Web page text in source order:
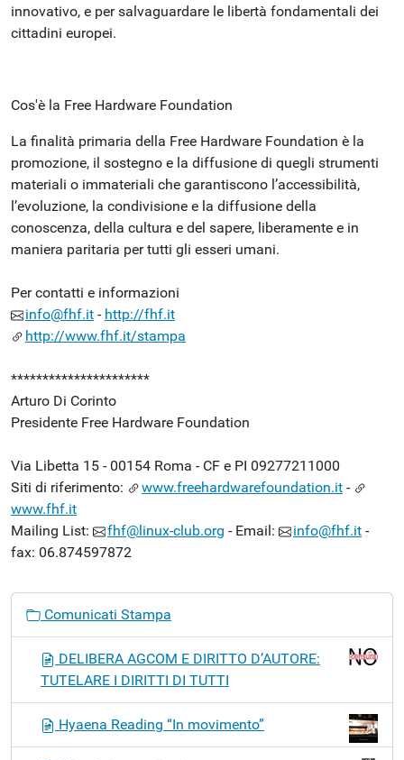
innovativo, e per salvaguardare le libertà fondamentali dei
cittadini europei.
Cos'è la Free Hardware Foundation
La finalità primaria della Free Hardware Foundation è la
promozione, il sostegno e la diffusione di quegli strumenti
materiali o immateriali che garantiscono l’accessibilità,
l’evoluzione, la condivisione e la diffusione della
conoscenza, della cultura e del sapere, liberamente e in
maniera paritaria per tutti gli esseri umani.
Per contatti e informazioni
info@fhf.it - http://fhf.it
http://www.fhf.it/stampa
**********************
Arturo Di Corinto
Presidente Free Hardware Foundation
Via Libetta 15 - 00154 Roma - CF e PI 09277211000
Siti di riferimento:
www.freehardwarefoundation.it -
www.fhf.it
Mailing List:
fhf@linux-club.org - Email: info@fhf.it -
fax: 06.874597872
Comunicati Stampa
DELIBERA AGCOM E DIRITTO D’AUTORE:
TUTELARE I DIRITTI DI TUTTI
Hyaena Reading “In movimento”